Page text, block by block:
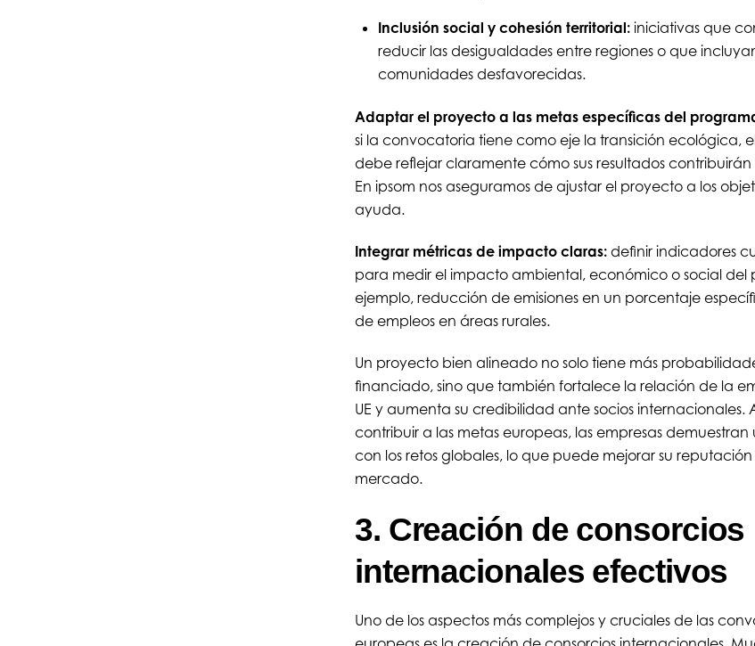
Inclusión social y cohesión territorial:iniciativas que
reducir las desigualdades entre regiones o que
comunidades desfavorecidas.
Adaptar el proyecto a las metas específicas del
si la convocatoria tiene como eje la transición ecológica,
debe reflejar claramente cómo sus resultados
En ipsom nos aseguramos de ajustar el proyecto a los
ayuda.
Integrar métricas de impacto claras:definir indicadores
para medir el impacto ambiental, económico o social del
ejemplo, reducción de emisiones en un porcentaje
de empleos en áreas rurales.
Un proyecto bien alineado no solo tiene más
financiado, sino que también fortalece la relación de la
UE y aumenta su credibilidad ante socios internacionales.
contribuir a las metas europeas, las empresas
con los retos globales, lo que puede mejorar su
mercado.
3. Creación de consorcios
internacionales efectivos
Uno de los aspectos más complejos y cruciales de las